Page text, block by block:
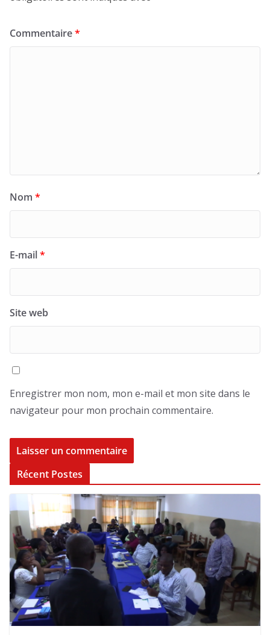
Commentaire*
Nom *
E-mail*
Site web
Enregistrer mon nom, mon e-mail et mon site dans le
navigateur pour mon prochain commentaire.
Récent Postes